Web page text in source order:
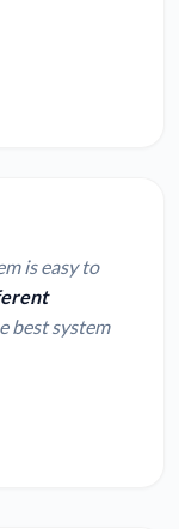
is easy to
best system